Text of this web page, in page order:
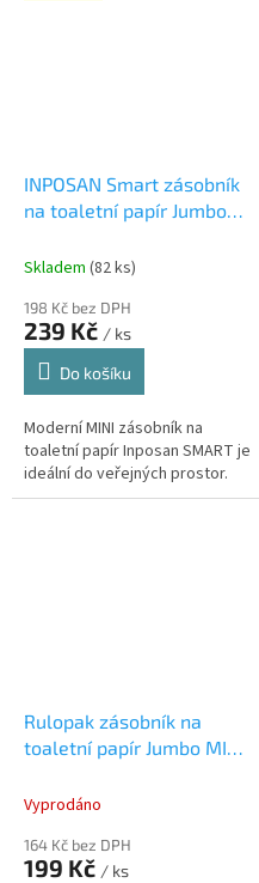
INPOSAN Smart zásobník
na toaletní papír Jumbo
Skladem (82 ks)
198 Kč bez DPH
239 Kč / ks
Do košíku
Moderní MINI zásobník na
toaletní papír Inposan SMART je
ideální do veřejných prostor.
Rulopak zásobník na
toaletní papír Jumbo MINI
Vyprodáno
164 Kč bez DPH
199 Kč / ks